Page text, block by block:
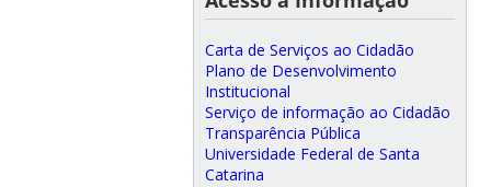
Carta de Serviços ao Cidadão
Plano de Desenvolvimento
Institucional
Serviço de informação ao Cidadão
Transparência Pública
Universidade Federal de Santa
Catarina